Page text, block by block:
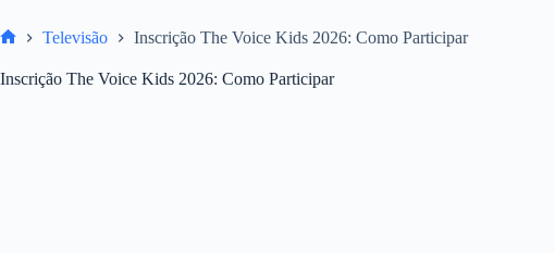
Televisão Inscrição The Voice Kids 2026: Como Participar
Inscrição The Voice Kids 2026: Como Participar